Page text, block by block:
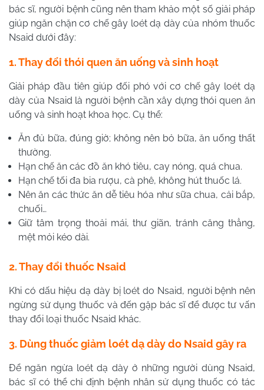
bác sĩ, người bệnh cũng nên tham khảo một số giải pháp
giúp ngăn chặn cơ chế gây loét dạ dày của nhóm thuốc
Nsaid dưới đây:
1. Thay đổi thói quen ăn uống và sinh hoạt
Giải pháp đầu tiên giúp đối phó với cơ chế gây loét dạ
dày của Nsaid là người bệnh cần xây dựng thói quen ăn
uống và sinh hoạt khoa học. Cụ thể:
Ăn đủ bữa, đúng giờ; không nên bỏ bữa, ăn uống thất
thường.
Hạn chế ăn các đồ ăn khó tiêu, cay nóng, quá chua.
Hạn chế tối đa bia rượu, cà phê, không hút thuốc lá.
Nên ăn các thức ăn dễ tiêu hóa như sữa chua, cải bắp,
chuối…
Giữ tâm trọng thoải mái, thư giãn, tránh căng thẳng,
mệt mỏi kéo dài.
2. Thay đổi thuốc Nsaid
Khi có dấu hiệu dạ dày bị loét do Nsaid, người bệnh nên
ngừng sử dụng thuốc và đến gặp bác sĩ để được tư vấn
thay đổi loại thuốc Nsaid khác.
3. Dùng thuốc giảm loét dạ dày do Nsaid gây ra
Để ngăn ngừa loét dạ dày ở những người dùng Nsaid,
bác sĩ có thể chỉ định bệnh nhân sử dụng thuốc có tác